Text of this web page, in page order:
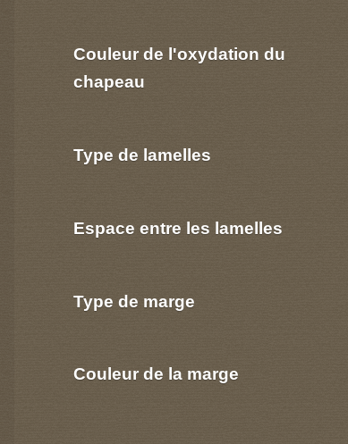
Couleur de l'oxydation du
chapeau
Type de lamelles
Espace entre les lamelles
Type de marge
Couleur de la marge